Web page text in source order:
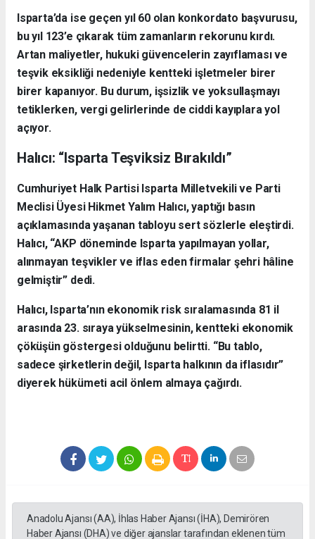
Isparta’da ise geçen yıl 60 olan konkordato başvurusu,
bu yıl 123’e çıkarak tüm zamanların rekorunu kırdı.
Artan maliyetler, hukuki güvencelerin zayıflaması ve
teşvik eksikliği nedeniyle kentteki işletmeler birer
birer kapanıyor. Bu durum, işsizlik ve yoksullaşmayı
tetiklerken, vergi gelirlerinde de ciddi kayıplara yol
açıyor.
Halıcı: “Isparta Teşviksiz Bırakıldı”
Cumhuriyet Halk Partisi Isparta Milletvekili ve Parti
Meclisi Üyesi Hikmet Yalım Halıcı, yaptığı basın
açıklamasında yaşanan tabloyu sert sözlerle eleştirdi.
Halıcı, “AKP döneminde Isparta yapılmayan yollar,
alınmayan teşvikler ve iflas eden firmalar şehri hâline
gelmiştir” dedi.
Halıcı, Isparta’nın ekonomik risk sıralamasında 81 il
arasında 23. sıraya yükselmesinin, kentteki ekonomik
çöküşün göstergesi olduğunu belirtti. “Bu tablo,
sadece şirketlerin değil, Isparta halkının da iflasıdır”
diyerek hükümeti acil önlem almaya çağırdı.
Anadolu Ajansı (AA), İhlas Haber Ajansı (İHA), Demirören
Haber Ajansı (DHA) ve diğer ajanslar tarafından eklenen tüm